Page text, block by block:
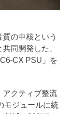
の中核という
同開発した、
CX PSU」を
アクティブ整流
モジュールに統